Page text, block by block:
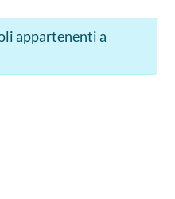
appartenenti a